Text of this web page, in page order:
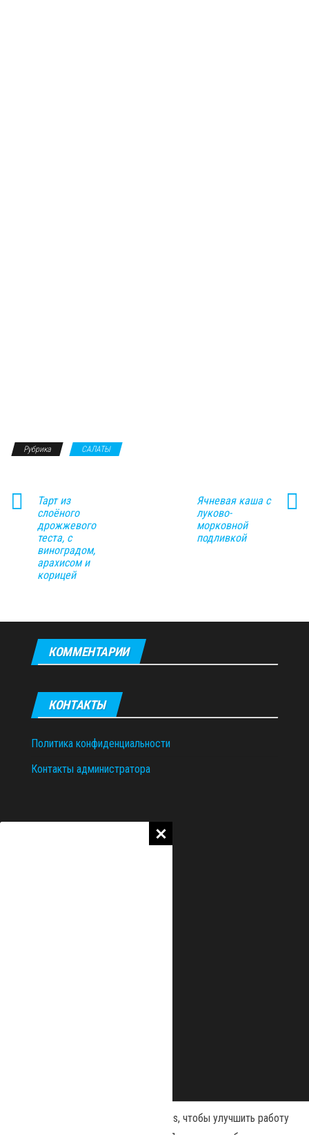
Рубрика САЛАТЫ
Тарт из
слоёного
дрожжевого
теста, с
виноградом,
арахисом и
корицей
Ячневая каша с
луково-
морковной
подливкой
КОММЕНТАРИИ
КОНТАКТЫ
Политика конфиденциальности
Контакты администратора
Наш сайт использует файлы cookies, чтобы улучшить работу